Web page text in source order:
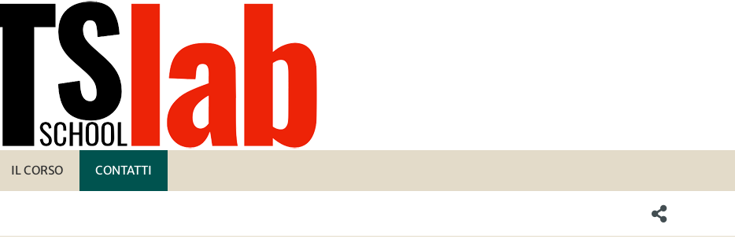
IL CORSO CONTATTI